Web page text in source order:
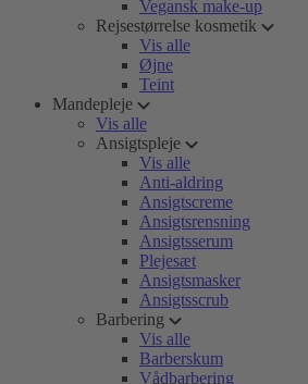
Vegansk make-up
Rejsestørrelse kosmetik
Vis alle
Øjne
Teint
Mandepleje
Vis alle
Ansigtspleje
Vis alle
Anti-aldring
Ansigtscreme
Ansigtsrensning
Ansigtsserum
Plejesæt
Ansigtsmasker
Ansigtsscrub
Barbering
Vis alle
Barberskum
Vådbarbering